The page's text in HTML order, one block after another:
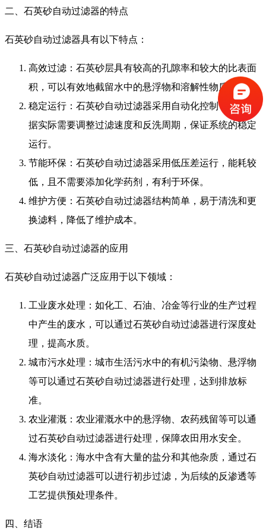
二、石英砂自动过滤器的特点
石英砂自动过滤器具有以下特点：
高效过滤：石英砂层具有较高的孔隙率和较大的比表面
积，可以有效地截留水中的悬浮物和溶解性物质。
稳定运行：石英砂自动过滤器采用自动化控制，可以根
据实际需要调整过滤速度和反洗周期，保证系统的稳定
运行。
节能环保：石英砂自动过滤器采用低压差运行，能耗较
低，且不需要添加化学药剂，有利于环保。
维护方便：石英砂自动过滤器结构简单，易于清洗和更
换滤料，降低了维护成本。
三、石英砂自动过滤器的应用
石英砂自动过滤器广泛应用于以下领域：
工业废水处理：如化工、石油、冶金等行业的生产过程
中产生的废水，可以通过石英砂自动过滤器进行深度处
理，提高水质。
城市污水处理：城市生活污水中的有机污染物、悬浮物
等可以通过石英砂自动过滤器进行处理，达到排放标
准。
农业灌溉：农业灌溉水中的悬浮物、农药残留等可以通
过石英砂自动过滤器进行处理，保障农田用水安全。
海水淡化：海水中含有大量的盐分和其他杂质，通过石
英砂自动过滤器可以进行初步过滤，为后续的反渗透等
工艺提供预处理条件。
四、结语